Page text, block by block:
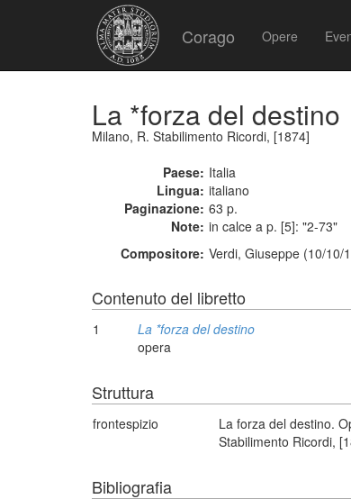
Corago Opere
La *forza del destino
Milano, R. Stabilimento Ricordi, [1874]
Paese: Italia
Lingua: italiano
Paginazione: 63 p.
Note: in calce a p. [5]: "2-73"
Compositore: Verdi, Giuseppe (10/10/
Contenuto del libretto
1
La *forza del destino
opera
Struttura
frontespizio
La forza del destino.
Stabilimento Ricordi,
Bibliografia